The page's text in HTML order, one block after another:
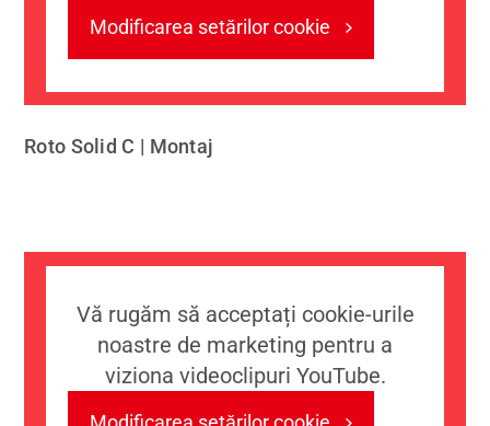
Modificarea setărilor cookie
Roto Solid C | Montaj
Vă rugăm să acceptați cookie-urile
noastre de marketing pentru a
viziona videoclipuri YouTube.